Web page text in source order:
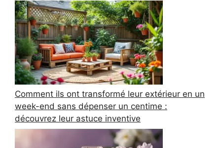
Comment ils ont transformé leur extérieur en un
week-end sans dépenser un centime :
découvrez leur astuce inventive